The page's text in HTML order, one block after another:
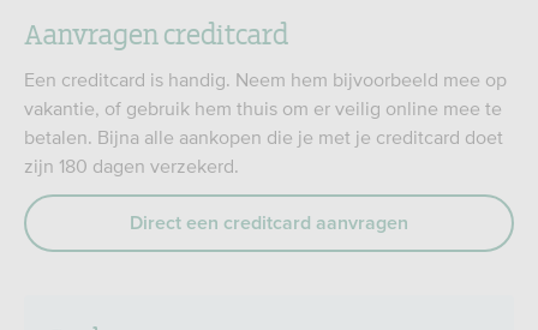
Aanvragen creditcard
Een creditcard is handig. Neem hem bijvoorbeeld mee op
vakantie, of gebruik hem thuis om er veilig online mee te
betalen. Bijna alle aankopen die je met je creditcard doet
zijn 180 dagen verzekerd.
Direct een creditcard aanvragen